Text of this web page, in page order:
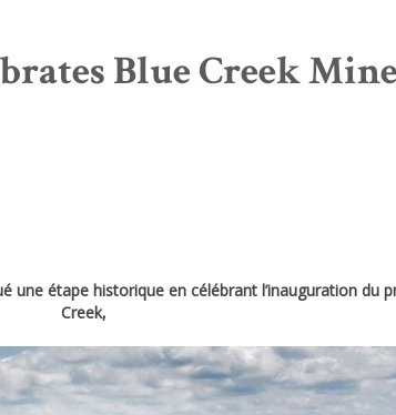
Blue Creek
une étape historique en célébrant l’inauguration du
Creek,